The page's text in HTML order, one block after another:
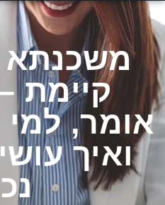
משכנתא
קיימת
אומר,
ואיך